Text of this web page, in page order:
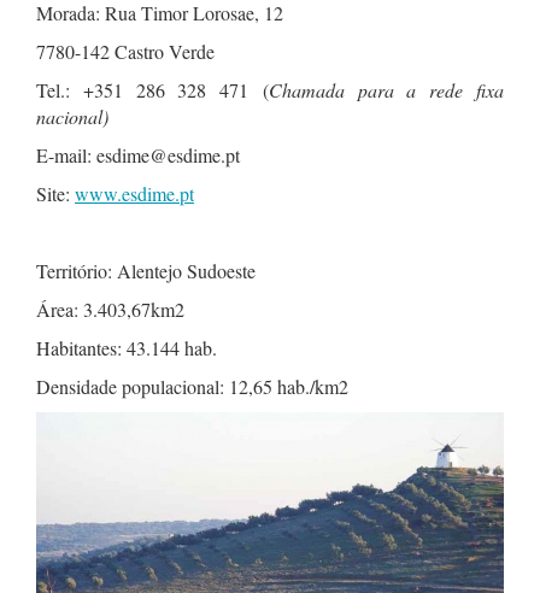
Morada: Rua Timor Lorosae, 12
7780-142 Castro Verde
Tel.: +351 286 328 471 (Chamada para a rede fixa
nacional)
E-mail: esdime@esdime.pt
Site: www.esdime.pt
Território: Alentejo Sudoeste
Área: 3.403,67km2
Habitantes: 43.144 hab.
Densidade populacional: 12,65 hab./km2